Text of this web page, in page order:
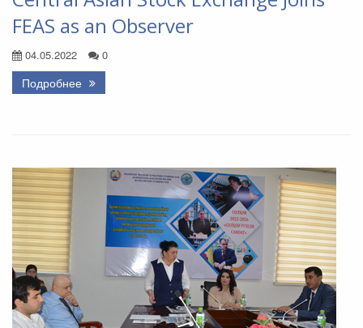
FEAS as an Observer
04.05.2022 0
Подробнее